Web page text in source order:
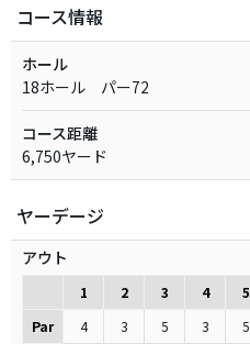
コース情報
ホール
18ホール パー72
コース距離
6,750ヤード
ヤーデージ
アウト
1 2 3 4 5
Par
4 3 5 3 5